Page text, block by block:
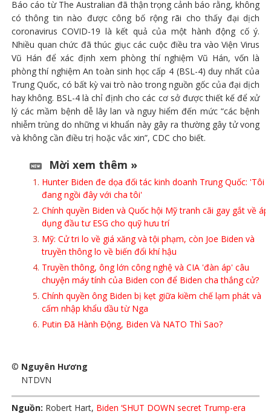
Báo cáo từ The Australian đã thận trọng cảnh báo rằng, không
có thông tin nào được công bố rộng rãi cho thấy đại dịch
coronavirus COVID-19 là kết quả của một hành động cố ý.
Nhiều quan chức đã thúc giục các cuộc điều tra vào Viện Virus
Vũ Hán để xác định xem phòng thí nghiệm Vũ Hán, vốn là
phòng thí nghiệm An toàn sinh học cấp 4 (BSL-4) duy nhất của
Trung Quốc, có bất kỳ vai trò nào trong nguồn gốc của đại dịch
hay không. BSL-4 là chỉ định cho các cơ sở được thiết kế để xử
lý các mầm bệnh dễ lây lan và nguy hiểm đến mức “các bệnh
nhiễm trùng do những vi khuẩn này gây ra thường gây tử vong
và không cần điều trị hoặc vắc xin”, CDC cho biết.
Mời xem thêm »
Hunter Biden đe dọa đối tác kinh doanh Trung Quốc: 'Tôi
đang ngồi đây với cha tôi'
Chính quyền Biden và Quốc hội Mỹ tranh cãi gay gắt về áp
dụng đầu tư ESG cho quỹ hưu trí
Mỹ: Cử tri lo về giá xăng và tội phạm, còn Joe Biden và
truyền thông lo về biến đổi khí hậu
Truyền thông, ông lớn công nghệ và CIA 'đàn áp' câu
chuyện máy tính của Biden con để Biden cha thắng cử?
Chính quyền ông Biden bị kẹt giữa kiềm chế lạm phát và
cấm nhập khẩu dầu từ Nga
Putin Đã Hành Động, Biden Và NATO Thì Sao?
© Nguyên Hương
NTDVN
Nguồn: Robert Hart, Biden ‘SHUT DOWN secret Trump-era